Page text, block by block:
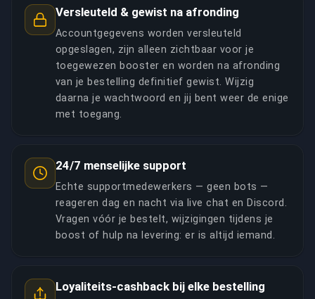
Versleuteld & gewist na afronding
Accountgegevens worden versleuteld
opgeslagen, zijn alleen zichtbaar voor je
toegewezen booster en worden na afronding
van je bestelling definitief gewist. Wijzig
daarna je wachtwoord en jij bent weer de enige
met toegang.
24/7 menselijke support
Echte supportmedewerkers — geen bots —
reageren dag en nacht via live chat en Discord.
Vragen vóór je bestelt, wijzigingen tijdens je
boost of hulp na levering: er is altijd iemand.
Loyaliteits-cashback bij elke bestelling